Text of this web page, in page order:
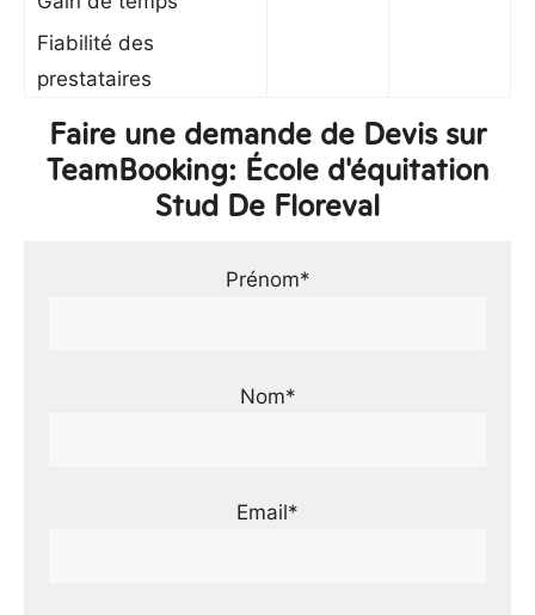
Fiabilité des
prestataires
Faire une demande de Devis sur
TeamBooking: École d'équitation
Stud De Floreval
Prénom*
Nom*
Email*